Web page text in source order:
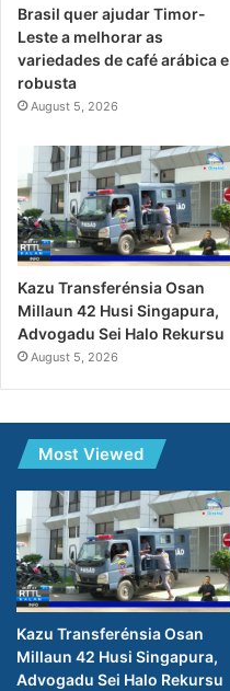
Brasil quer ajudar Timor-
Leste a melhorar as
variedades de café arábica e
robusta
August 5, 2026
Kazu Transferénsia Osan
Millaun 42 Husi Singapura,
Advogadu Sei Halo Rekursu
August 5, 2026
Most Viewed
Kazu Transferénsia Osan
Millaun 42 Husi Singapura,
Advogadu Sei Halo Rekursu